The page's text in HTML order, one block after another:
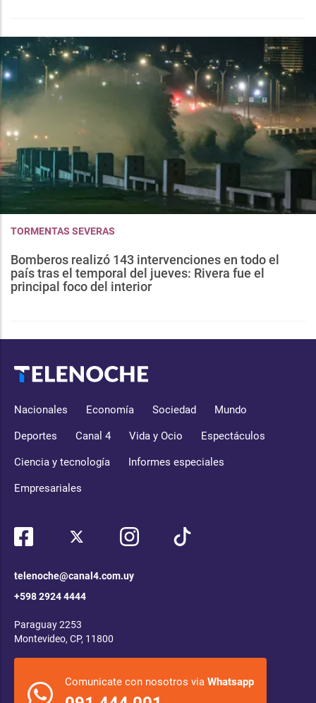
TORMENTAS SEVERAS
Bomberos realizó 143 intervenciones en todo el
país tras el temporal del jueves: Rivera fue el
principal foco del interior
Nacionales Economía Sociedad Mundo
Deportes Canal 4 Vida y Ocio Espectáculos
Ciencia y tecnología Informes especiales
Empresariales
telenoche@canal4.com.uy
+598 2924 4444
Paraguay 2253
Montevideo, CP, 11800
Comunicate con nosotros via Whatsapp